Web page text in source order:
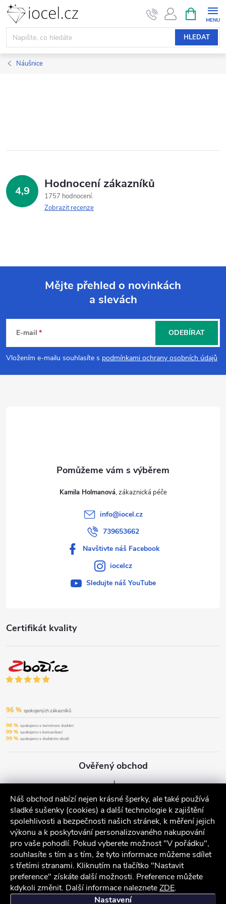
Náš obchod nabízí nejen krásné šperky, ale také používá
sladké sušenky (cookies) a další technologie k zajištění
spolehlivosti a bezpečnosti našich stránek, k měření jejich
výkonu a k poskytování personalizovaného nakupování
pro vaše pohodlí. Pokud vyberete možnost "V pořádku",
souhlasíte s tím a s tím, že tyto informace můžeme sdílet
s třetími stranami. Kliknutím na tlačítko "Nastavit
preference" získáte další možnosti. Preference můžete
kdykoli změnit. Další informace nalezneteZDE.
Nastavení
Přejít
obsah
HLEDAT
NÁKUPNÍ
KOŠÍK
Náušnice
4,9 Hodnocení zákazníků
1757 hodnocení
Zobrazit recenze
p
a
Mějte přehled o novinkách
a slevách
E-mail
Vložením e-mailu souhlasíte s podmínkami ochrany osobních údajů
ODEBÍRAT
Certifikát kvality
96 % spokojených zákazníků
98 % spokojeno s termínem dodání
99 % spokojeno s komunikací
99 % spokojeno s dodáním zboží
Ověřený obchod
Kamila Holmanová
info@iocel.cz
739653662
Navštivte náš Facebook
iocelcz
Sledujte náš YouTube
iocel.cz Obchodní podmínky Ochrana osobních údajů